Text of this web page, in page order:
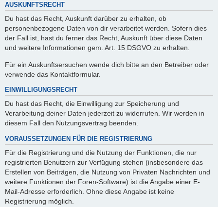
AUSKUNFTSRECHT
Du hast das Recht, Auskunft darüber zu erhalten, ob
personenbezogene Daten von dir verarbeitet werden. Sofern dies
der Fall ist, hast du ferner das Recht, Auskunft über diese Daten
und weitere Informationen gem. Art. 15 DSGVO zu erhalten.
Für ein Auskunftsersuchen wende dich bitte an den Betreiber oder
verwende das Kontaktformular.
EINWILLIGUNGSRECHT
Du hast das Recht, die Einwilligung zur Speicherung und
Verarbeitung deiner Daten jederzeit zu widerrufen. Wir werden in
diesem Fall den Nutzungsvertrag beenden.
VORAUSSETZUNGEN FÜR DIE REGISTRIERUNG
Für die Registrierung und die Nutzung der Funktionen, die nur
registrierten Benutzern zur Verfügung stehen (insbesondere das
Erstellen von Beiträgen, die Nutzung von Privaten Nachrichten und
weitere Funktionen der Foren-Software) ist die Angabe einer E-
Mail-Adresse erforderlich. Ohne diese Angabe ist keine
Registrierung möglich.